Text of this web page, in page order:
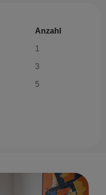
Anzahl
1
3
5